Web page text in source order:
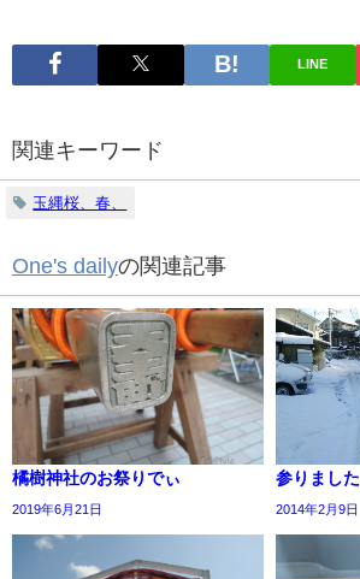
LINE
関連キーワード
玉縄桜、春、
One's dailyの関連記事
橘樹神社のお祭りでぃ
2019年6月21日
参りました
2014年2月9日